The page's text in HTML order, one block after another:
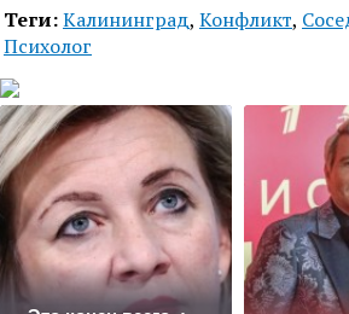
Теги:Калининград, Конфликт,
Психолог